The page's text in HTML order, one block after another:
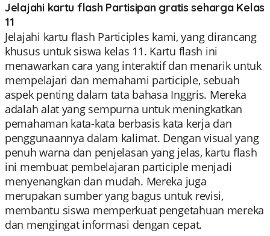
Jelajahi kartu flash Partisipan gratis seharga Kelas
11
Jelajahi kartu flash Participles kami, yang dirancang
khusus untuk siswa kelas 11. Kartu flash ini
menawarkan cara yang interaktif dan menarik untuk
mempelajari dan memahami participle, sebuah
aspek penting dalam tata bahasa Inggris. Mereka
adalah alat yang sempurna untuk meningkatkan
pemahaman kata-kata berbasis kata kerja dan
penggunaannya dalam kalimat. Dengan visual yang
penuh warna dan penjelasan yang jelas, kartu flash
ini membuat pembelajaran participle menjadi
menyenangkan dan mudah. Mereka juga
merupakan sumber yang bagus untuk revisi,
membantu siswa memperkuat pengetahuan mereka
dan mengingat informasi dengan cepat.